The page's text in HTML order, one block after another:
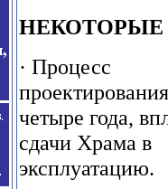
· Процесс
четыре года,
сдачи Храма в
эксплуатацию.